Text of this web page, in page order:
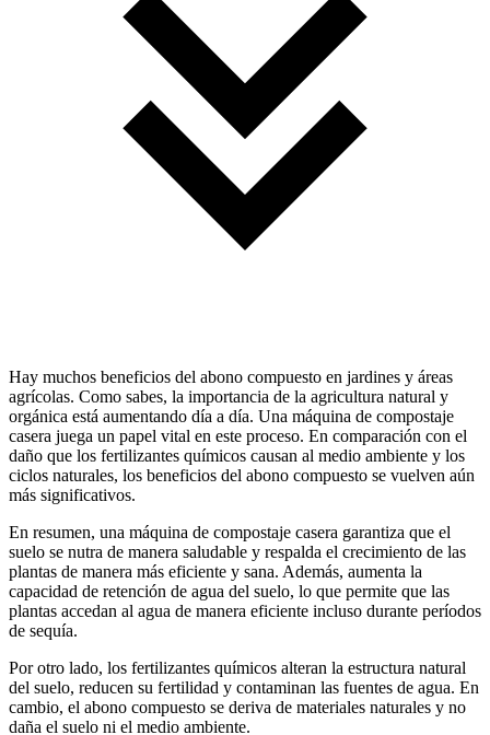
Hay muchos beneficios del abono compuesto en jardines y áreas
agrícolas. Como sabes, la importancia de la agricultura natural y
orgánica está aumentando día a día. Una máquina de compostaje
casera juega un papel vital en este proceso. En comparación con el
daño que los fertilizantes químicos causan al medio ambiente y los
ciclos naturales, los beneficios del abono compuesto se vuelven aún
más significativos.
En resumen, una máquina de compostaje casera garantiza que el
suelo se nutra de manera saludable y respalda el crecimiento de las
plantas de manera más eficiente y sana. Además, aumenta la
capacidad de retención de agua del suelo, lo que permite que las
plantas accedan al agua de manera eficiente incluso durante períodos
de sequía.
Por otro lado, los fertilizantes químicos alteran la estructura natural
del suelo, reducen su fertilidad y contaminan las fuentes de agua. En
cambio, el abono compuesto se deriva de materiales naturales y no
daña el suelo ni el medio ambiente.